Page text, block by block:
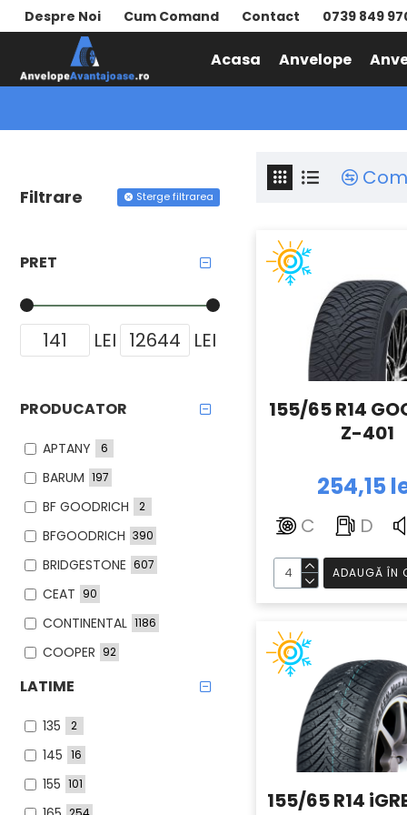
Despre Noi Cum Comand Contact 0739 849
Acasa Anvelope
Filtrare Sterge filtrarea
PRET
LEI LEI
LATIME
135 2
145 16
155 101
PRODUCATOR
APTANY 6
BARUM 197
BF GOODRICH 2
BFGOODRICH 390
BRIDGESTONE 607
CEAT 90
CONTINENTAL 1186
COOPER 92
DEBICA
DUNLOP
FALKEN
FIRESTONE
155/65 R14
Z-401
254,15
C D
ADAUGĂ ÎN
155/65 R14